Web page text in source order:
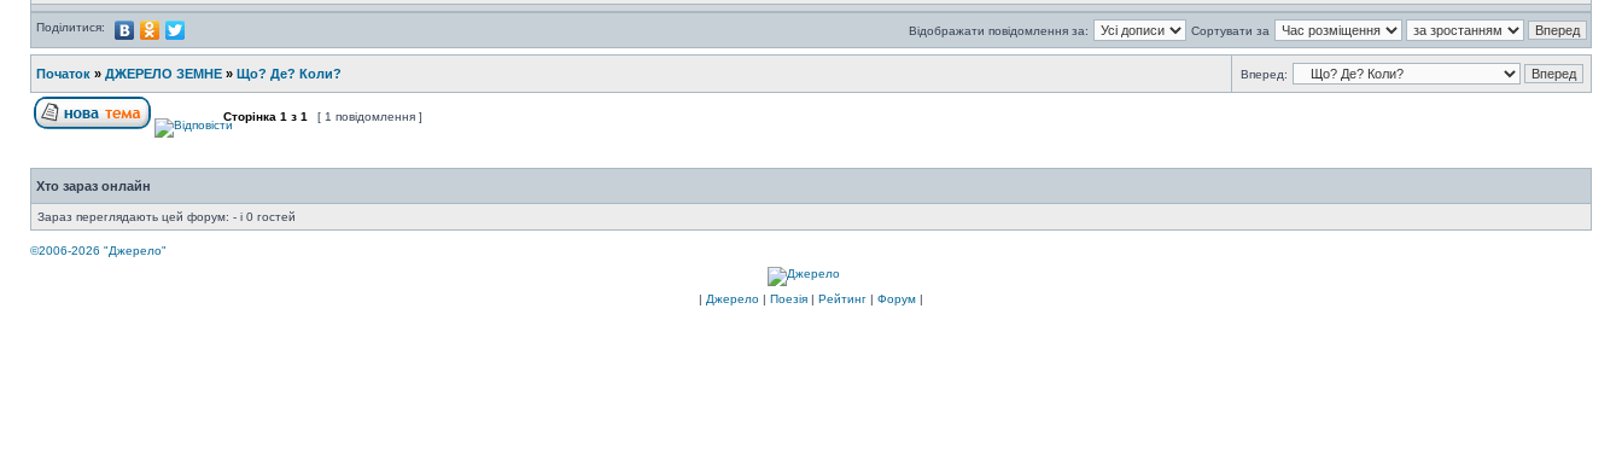
Поділитися: Відображати повідомлення за: Сортувати за
Початок » ДЖЕРЕЛО ЗЕМНЕ » Що? Де? Коли? Вперед:
Сторінка 1 з 1 [ 1 повідомлення ]
Хто зараз онлайн
Зараз переглядають цей форум: - і 0 гостей
©2006-2026 "Джерело"
| Джерело | Поезія | Рейтинг | Форум |